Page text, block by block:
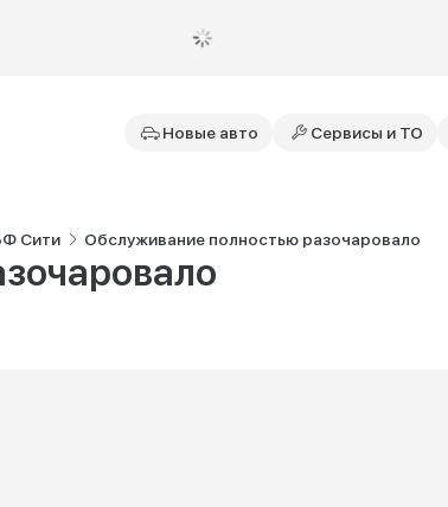
Новые авто Сервисы и ТО
Сити Обслуживание полностью разочаровало